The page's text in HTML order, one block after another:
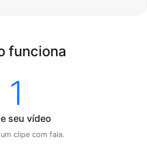
funciona
1
seu vídeo
clipe com fala.